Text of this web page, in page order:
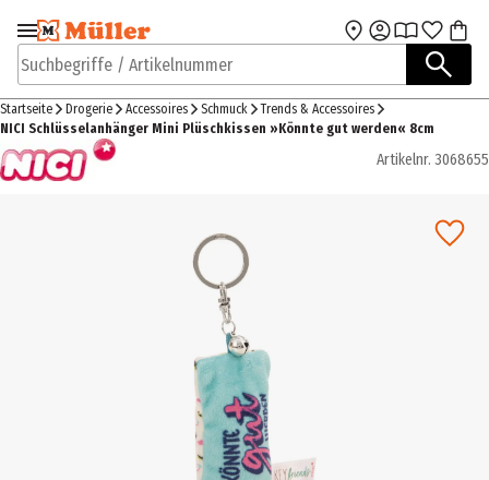
Zur Navigation
springen
Zum Hauptinhalt
Suchbegriffe / Artikelnummer
Startseite Drogerie Accessoires Schmuck
Trends & Accessoires
NICI Schlüsselanhänger Mini Plüschkissen »Könnte gut werden« 8cm
Artikelnr. 3068655